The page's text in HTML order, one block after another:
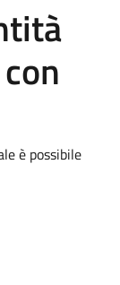
è possibile